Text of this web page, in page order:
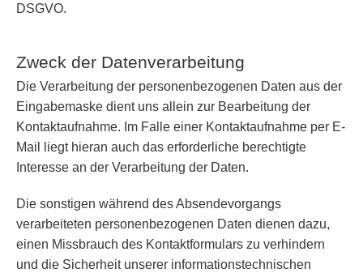
DSGVO.
Zweck der Datenverarbeitung
Die Verarbeitung der personenbezogenen Daten aus der
Eingabemaske dient uns allein zur Bearbeitung der
Kontaktaufnahme. Im Falle einer Kontaktaufnahme per E-
Mail liegt hieran auch das erforderliche berechtigte
Interesse an der Verarbeitung der Daten.
Die sonstigen während des Absendevorgangs
verarbeiteten personenbezogenen Daten dienen dazu,
einen Missbrauch des Kontaktformulars zu verhindern
und die Sicherheit unserer informationstechnischen